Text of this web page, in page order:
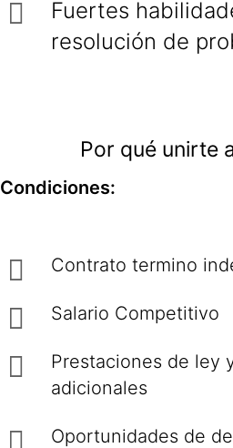
Fuertes
resolución de
Por qué unirte
Condiciones:
Contrato termino
Salario Competitivo
Prestaciones de ley
adicionales
Oportunidades de